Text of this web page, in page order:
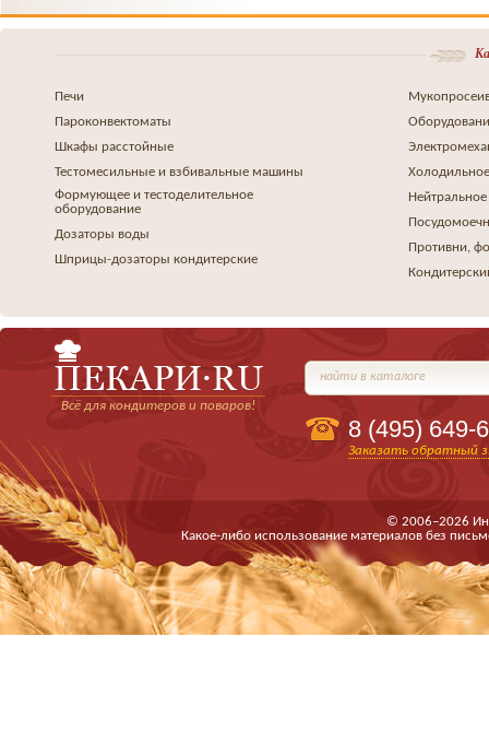
Печи
Пароконвектоматы
Шкафы расстойные
Тестомесильные и взбивальные машины
Формующее и тестоделительное
оборудование
Дозаторы воды
Шприцы-дозаторы кондитерские
Противни,
Всё для кондитеров и поваров!
найти в каталоге
8 (495) 649-
Заказать обратный
© 2006–2026
Какое-либо использование материалов без